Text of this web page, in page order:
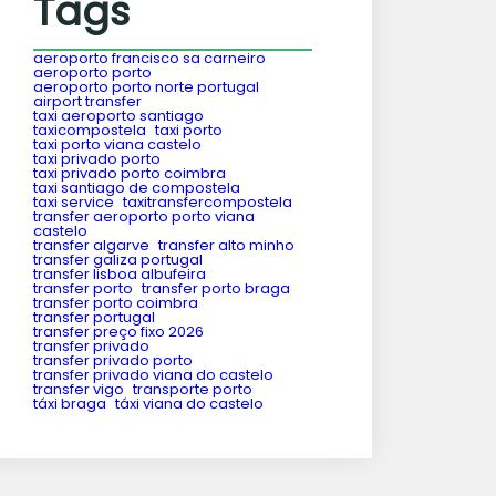
Tags
aeroporto francisco sa carneiro
aeroporto porto
aeroporto porto norte portugal
airport transfer
taxi aeroporto santiago
taxicompostela taxi porto
taxi porto viana castelo
taxi privado porto
taxi privado porto coimbra
taxi santiago de compostela
taxi service taxitransfercompostela
transfer aeroporto porto viana
castelo
transfer algarve transfer alto minho
transfer galiza portugal
transfer lisboa albufeira
transfer porto transfer porto braga
transfer porto coimbra
transfer portugal
transfer preço fixo 2026
transfer privado
transfer privado porto
transfer privado viana do castelo
transfer vigo transporte porto
táxi braga táxi viana do castelo